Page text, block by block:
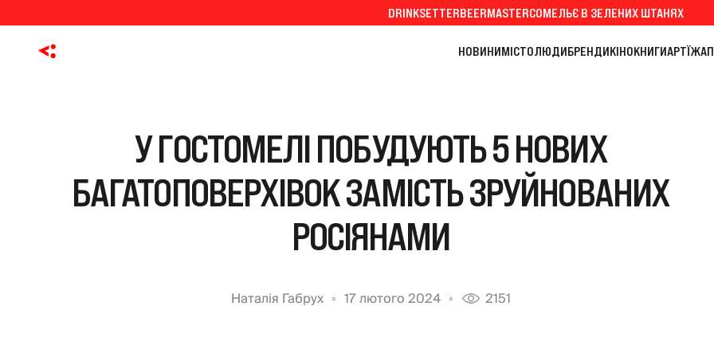
DRINKSETTERBEERMASTERСОМЕЛЬЄ В ЗЕЛЕНИХ ШТАНЯХ
НОВИНИМІСТОЛЮДИБРЕНДИКІНОКНИГИАРТЇЖА
У ГОСТОМЕЛІ ПОБУДУЮТЬ 5 НОВИХ
БАГАТОПОВЕРХІВОК ЗАМІСТЬ ЗРУЙНОВАНИХ
РОСІЯНАМИ
Наталія Габрух 17 лютого 2024 2151